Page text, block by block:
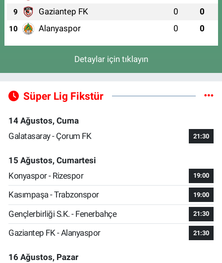
9 Gaziantep FK 0 0
10 Alanyaspor 0 0
Detaylar için tıklayın
Süper Lig Fikstür
14 Ağustos, Cuma
Galatasaray - Çorum FK
21:30
15 Ağustos, Cumartesi
Konyaspor - Rizespor
19:00
Kasımpaşa - Trabzonspor 19:00
Gençlerbirliği S.K. - Fenerbahçe 21:30
Gaziantep FK - Alanyaspor 21:30
16 Ağustos, Pazar